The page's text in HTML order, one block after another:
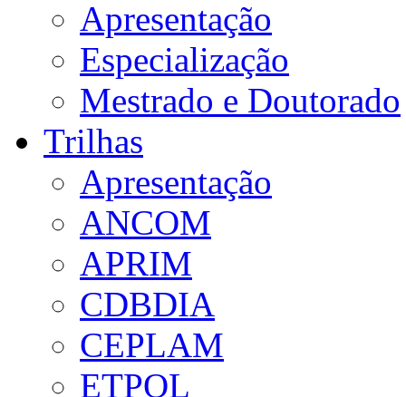
Apresentação
Especialização
Mestrado e Doutorado
Trilhas
Apresentação
ANCOM
APRIM
CDBDIA
CEPLAM
ETPOL